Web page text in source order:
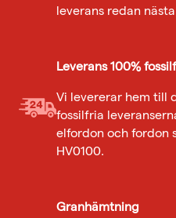
leverans redan
Leverans 100%
Vi levererar hem till
fossilfria
elfordon och fordon
HV0100.
Granhämtning